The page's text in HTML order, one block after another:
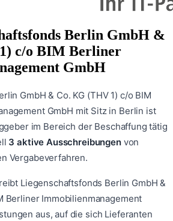
Berlin GmbH &
c/o BIM Berliner
GmbH
GmbH & Co. KG (THV 1) c/o BIM
GmbH mit Sitz in Berlin ist
im Bereich der Beschaffung tätig
3 aktive Ausschreibungen von
Vergabeverfahren.
Liegenschaftsfonds Berlin GmbH &
Berliner Immobilienmanagement
aus, auf die sich Lieferanten